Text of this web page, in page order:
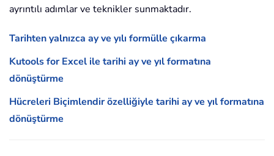
ayrıntılı adımlar ve teknikler sunmaktadır.
Tarihten yalnızca ay ve yılı formülle çıkarma
Kutools for Excel ile tarihi ay ve yıl formatına
dönüştürme
Hücreleri Biçimlendir özelliğiyle tarihi ay ve yıl formatına
dönüştürme